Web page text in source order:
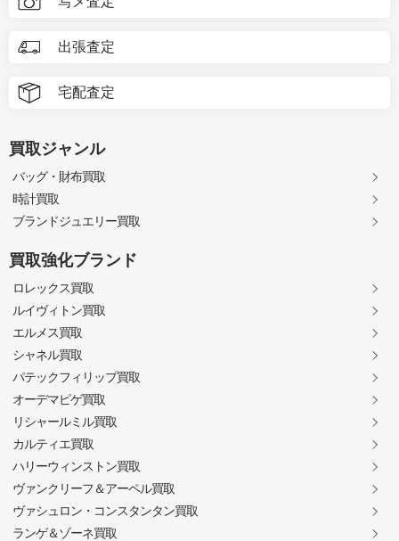
出張査定
宅配査定
買取ジャンル
バッグ・財布買取
時計買取
ブランドジュエリー買取
買取強化ブランド
ロレックス買取
ルイヴィトン買取
エルメス買取
シャネル買取
パテックフィリップ買取
オーデマピゲ買取
リシャールミル買取
カルティエ買取
ハリーウィンストン買取
ヴァンクリーフ＆アーペル買取
ヴァシュロン・コンスタンタン買取
ランゲ＆ゾーネ買取